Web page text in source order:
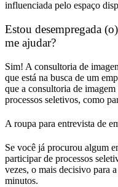
influenciada pelo espaço
Estou desempregada
me ajudar?
Sim! A consultoria de
que está na busca de um
que a consultoria de
processos seletivos, como
A roupa para entrevista de
Se você já procurou algum
participar de processos
vezes, o mais decisivo para
minutos.